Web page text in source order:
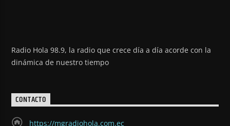
Radio Hola 98.9, la radio que crece día a día acorde con la
dinámica de nuestro tiempo
CONTACTO
https://mgradiohola.com.ec